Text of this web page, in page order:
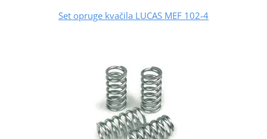
Set opruge kvačila LUCAS MEF 102-4